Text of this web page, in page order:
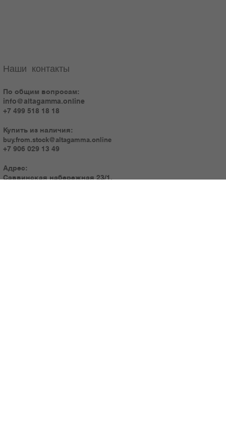
Наши контакты
По общим вопросам:
info@altagamma.online
+7 499 518 18 18
Купить из наличия:
buy.from.stock@altagamma.online
+7 906 029 13 49
Адрес:
Саввинская набережная 23/1,